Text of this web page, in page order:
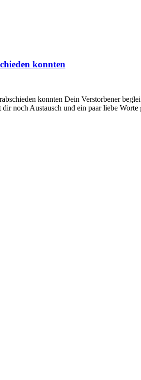
konnten
konnten Dein Verstorbener
noch Austausch und ein paar liebe